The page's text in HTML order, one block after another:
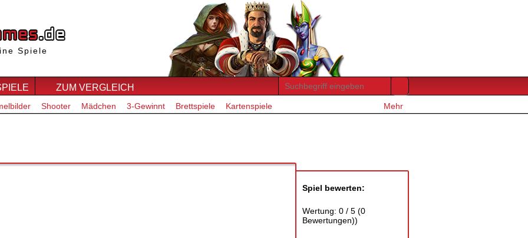
Spiele
ZUM VERGLEICH
Shooter Mädchen 3-Gewinnt Brettspiele Kartenspiele Mehr
Spiel bewerten:
Wertung: 0 / 5 (0
Bewertungen))